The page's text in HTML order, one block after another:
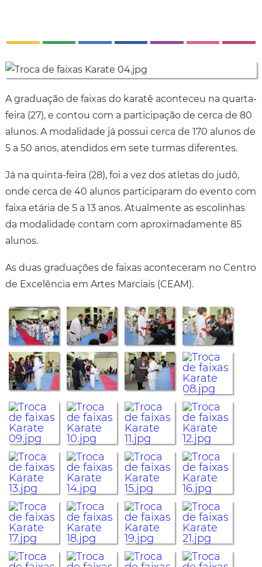
A graduação de faixas do karatê aconteceu na quarta-
feira (27), e contou com a participação de cerca de 80
alunos. A modalidade já possui cerca de 170 alunos de
5 a 50 anos, atendidos em sete turmas diferentes.
Já na quinta-feira (28), foi a vez dos atletas do judô,
onde cerca de 40 alunos participaram do evento com
faixa etária de 5 a 13 anos. Atualmente as escolinhas
da modalidade contam com aproximadamente 85
alunos.
As duas graduações de faixas aconteceram no Centro
de Excelência em Artes Marciais (CEAM).